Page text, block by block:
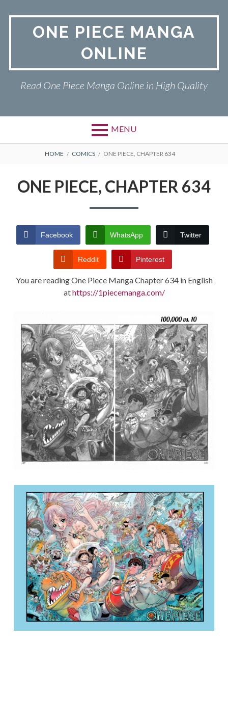
ONE PIECE MANGA
ONLINE
Read One Piece Manga Online in High Quality
MENU
Primary
ONE PIECE
TERMS AND
CONDITIONS
BREADCRUMBS
HOME COMICS ONE PIECE, CHAPTER 634
ONE PIECE, CHAPTER 634
Facebook WhatsApp Twitter
Reddit Pinterest
You are reading One Piece Manga Chapter 634 in English
athttps://1piecemanga.com/